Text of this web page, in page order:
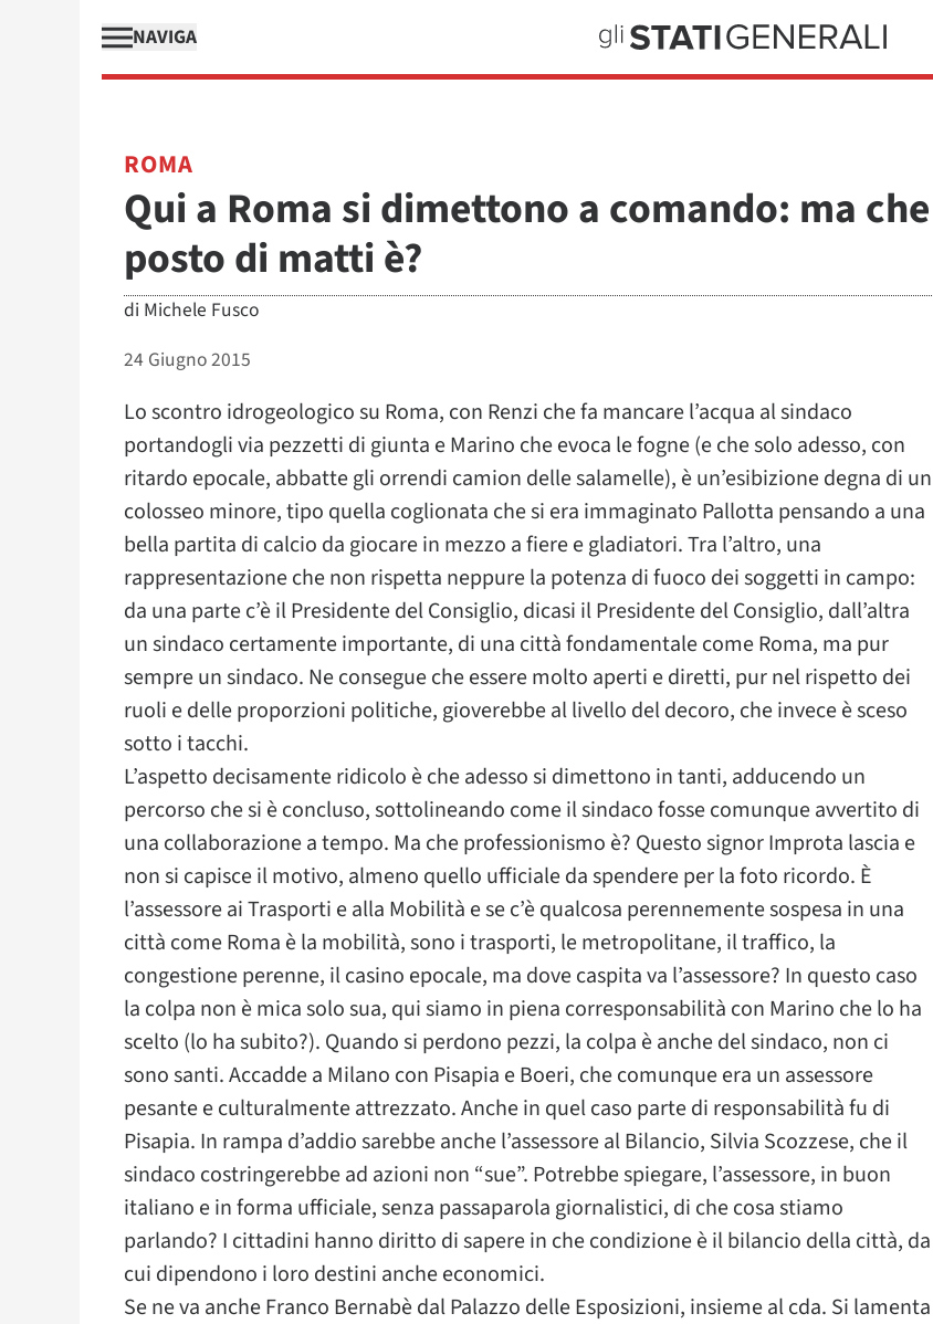
NAVIGA
ROMA
Qui a Roma si dimettono a comando: ma che
posto di matti è?
di Michele Fusco
24 Giugno 2015
Lo scontro idrogeologico su Roma, con Renzi che fa mancare l’acqua al sindaco
portandogli via pezzetti di giunta e Marino che evoca le fogne (e che solo adesso, con
ritardo epocale, abbatte gli orrendi camion delle salamelle), è un’esibizione degna di un
colosseo minore, tipo quella coglionata che si era immaginato Pallotta pensando a una
bella partita di calcio da giocare in mezzo a fiere e gladiatori. Tra l’altro, una
rappresentazione che non rispetta neppure la potenza di fuoco dei soggetti in campo:
da una parte c’è il Presidente del Consiglio, dicasi il Presidente del Consiglio, dall’altra
un sindaco certamente importante, di una città fondamentale come Roma, ma pur
sempre un sindaco. Ne consegue che essere molto aperti e diretti, pur nel rispetto dei
ruoli e delle proporzioni politiche, gioverebbe al livello del decoro, che invece è sceso
sotto i tacchi.
L’aspetto decisamente ridicolo è che adesso si dimettono in tanti, adducendo un
percorso che si è concluso, sottolineando come il sindaco fosse comunque avvertito di
una collaborazione a tempo. Ma che professionismo è? Questo signor Improta lascia e
non si capisce il motivo, almeno quello ufficiale da spendere per la foto ricordo. È
l’assessore ai Trasporti e alla Mobilità e se c’è qualcosa perennemente sospesa in una
città come Roma è la mobilità, sono i trasporti, le metropolitane, il traffico, la
congestione perenne, il casino epocale, ma dove caspita va l’assessore? In questo caso
la colpa non è mica solo sua, qui siamo in piena corresponsabilità con Marino che lo ha
scelto (lo ha subito?). Quando si perdono pezzi, la colpa è anche del sindaco, non ci
sono santi. Accadde a Milano con Pisapia e Boeri, che comunque era un assessore
pesante e culturalmente attrezzato. Anche in quel caso parte di responsabilità fu di
Pisapia. In rampa d’addio sarebbe anche l’assessore al Bilancio, Silvia Scozzese, che il
sindaco costringerebbe ad azioni non “sue”. Potrebbe spiegare, l’assessore, in buon
italiano e in forma ufficiale, senza passaparola giornalistici, di che cosa stiamo
parlando? I cittadini hanno diritto di sapere in che condizione è il bilancio della città, da
cui dipendono i loro destini anche economici.
Se ne va anche Franco Bernabè dal Palazzo delle Esposizioni, insieme al cda. Si lamenta